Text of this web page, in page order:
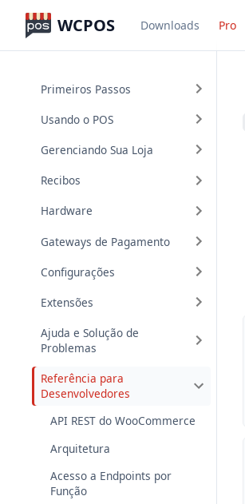
WCPOS Downloads Pro
Primeiros Passos
Usando o POS
Gerenciando Sua Loja
Recibos
Hardware
Gateways de Pagamento
Configurações
Extensões
Ajuda e Solução de
Problemas
Referência para
Desenvolvedores
API REST do WooCommerce
Arquitetura
Acesso a Endpoints por
Função